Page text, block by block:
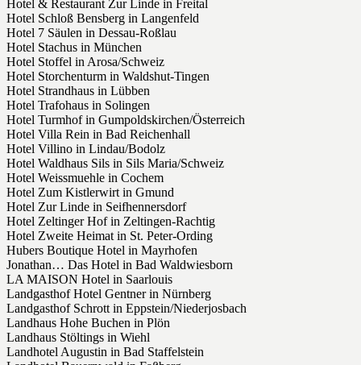
Hotel & Restaurant Zur Linde in Freital
Hotel Schloß Bensberg in Langenfeld
Hotel 7 Säulen in Dessau-Roßlau
Hotel Stachus in München
Hotel Stoffel in Arosa/Schweiz
Hotel Storchenturm in Waldshut-Tingen
Hotel Strandhaus in Lübben
Hotel Trafohaus in Solingen
Hotel Turmhof in Gumpoldskirchen/Österreich
Hotel Villa Rein in Bad Reichenhall
Hotel Villino in Lindau/Bodolz
Hotel Waldhaus Sils in Sils Maria/Schweiz
Hotel Weissmuehle in Cochem
Hotel Zum Kistlerwirt in Gmund
Hotel Zur Linde in Seifhennersdorf
Hotel Zeltinger Hof in Zeltingen-Rachtig
Hotel Zweite Heimat in St. Peter-Ording
Hubers Boutique Hotel in Mayrhofen
Jonathan… Das Hotel in Bad Waldwiesborn
LA MAISON Hotel in Saarlouis
Landgasthof Hotel Gentner in Nürnberg
Landgasthof Schrott in Eppstein/Niederjosbach
Landhaus Hohe Buchen in Plön
Landhaus Stöltings in Wiehl
Landhotel Augustin in Bad Staffelstein